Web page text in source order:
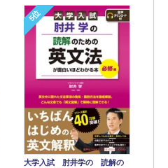
5位
大学入試 肘井学の 読解の